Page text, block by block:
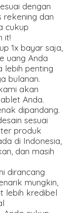
dengan
rekening dan
cukup
it!
1x bayar saja,
uang Anda
lebih penting
bulanan.
akan
Anda.
dipandang.
sesuai
produk
di Indonesia,
dan masih
dirancang
mungkin,
lebih kredibel